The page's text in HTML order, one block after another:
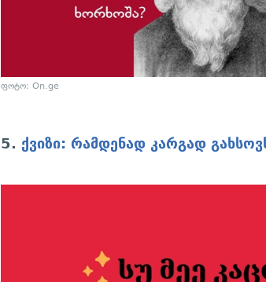
ფოტო: On.ge
5. ქვიზი: რამდენად კარგად